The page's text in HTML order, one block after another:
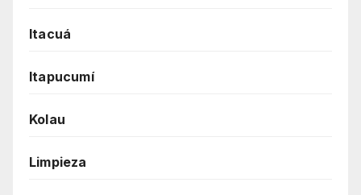
Itacuá
Itapucumí
Kolau
Limpieza